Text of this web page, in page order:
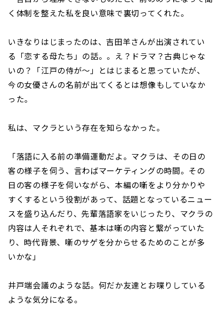
く体制を整えた私を良い意味で裏切ってくれた。
いきなりはじまったのは、吉田羊さんが出演されてい
る「恋する母たち」の話。。え？ドラマ？古典じゃな
いの？「江戸の侍が〜」とはじまると思っていたが、
今の女優さんの名前が出てくるとは想像もしていなか
った。
私は、マクラという存在を知らなかった。
「落語に入る前の準備運動だよ。マクラは、その日の
客の様子を伺う、言わばマーケティングの時間。その
日の客の様子を伺いながら、本編の噺をより分かりや
すくするという役割があって、話題となっているニュー
スを盛り込んだり、先輩落語家をいじったり、マクラの
内容は人それぞれで、基本は噺の内容と繋がっていた
り、時代背景、噺のサゲを分からせるためのことが多
いかな」
井戸端会議のような話。何だか友達とお喋りしている
ような気分になる。